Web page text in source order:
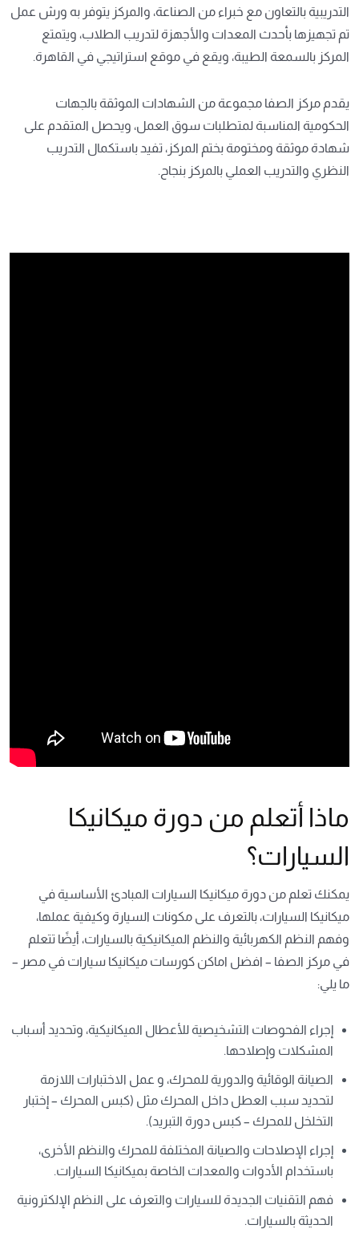
التدريبية بالتعاون مع خبراء من الصناعة، والمركز يتوفر به ورش عمل
تم تجهيزها بأحدث المعدات والأجهزة لتدريب الطلاب، ويتمتع
المركز بالسمعة الطيبة، ويقع في موقع استراتيجي في القاهرة.
يقدم مركز الصفا مجموعة من الشهادات الموثقة بالجهات
الحكومية المناسبة لمتطلبات سوق العمل، ويحصل المتقدم على
شهادة موثقة ومختومة بختم المركز، تفيد باستكمال التدريب
النظري والتدريب العملي بالمركز بنجاح.
ماذا أتعلم من دورة ميكانيكا
السيارات؟
يمكنك تعلم من دورة ميكانيكا السيارات المبادئ الأساسية في
ميكانيكا السيارات، بالتعرف على مكونات السيارة وكيفية عملها،
وفهم النظم الكهربائية والنظم الميكانيكية بالسيارات، أيضًا تتعلم
في مركز الصفا – افضل اماكن كورسات ميكانيكا سيارات في مصر –
ما يلي:
إجراء الفحوصات التشخيصية للأعطال الميكانيكية، وتحديد أسباب
المشكلات وإصلاحها.
الصيانة الوقائية والدورية للمحرك، و عمل الاختبارات اللازمة
لتحديد سبب العطل داخل المحرك مثل (كبس المحرك – إختبار
التخلخل للمحرك – كبس دورة التبريد).
إجراء الإصلاحات والصيانة المختلفة للمحرك والنظم الأخرى،
باستخدام الأدوات والمعدات الخاصة بميكانيكا السيارات.
فهم التقنيات الجديدة للسيارات والتعرف على النظم الإلكترونية
الحديثة بالسيارات.